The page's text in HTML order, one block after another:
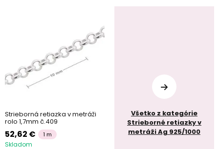
Strieborná retiazka v metráži
rolo 1,7mm č.409
52,62 € 1 m
Skladom
Všetko z kategórie
Strieborné retiazky v
metráži Ag 925/1000